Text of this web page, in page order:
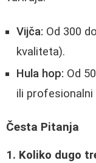
Vijča: Od 300
kvaliteta).
Hula hop: Od
ili profesionalni
Česta Pitanja
1. Koliko dugo